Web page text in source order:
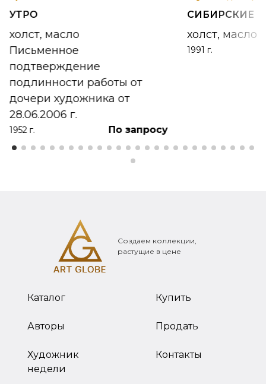
УТРО
холст, масло
Письменное
подтверждение
подлинности работы от
дочери художника от
28.06.2006 г.
1952 г. По запросу
СИБИРСКИЕ
холст, масло
1991 г.
Создаем коллекции,
растущие в цене
Каталог
Авторы
Художник
недели
Купить
Продать
Контакты